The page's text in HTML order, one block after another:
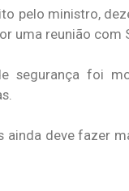
pelo ministro,
uma reunião com
segurança foi
ainda deve fazer